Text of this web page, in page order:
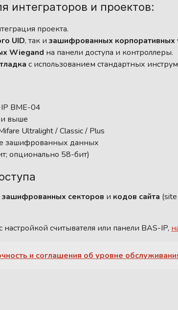
интеграторов и проектов:
проекта.
UID, так изашифрованных корпоративных
Wiegand на панели доступа и контроллеры.
с использованием стандартных
BME-04
выше
Ultralight / Classic / Plus
зашифрованных данных
опционально 58-бит)
зашифрованных секторов и кодов сайта
считывателя или панели BAS-IP,
и соглашения об уровне